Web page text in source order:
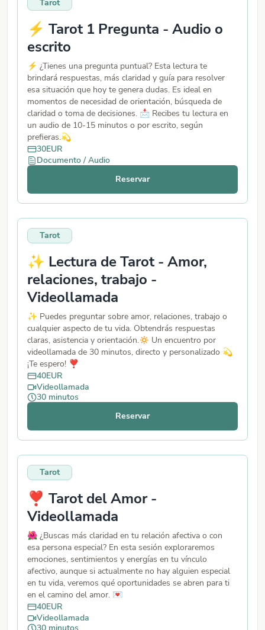
Tarot
⚡ Tarot 1 Pregunta - Audio o
escrito
⚡ ¿Tienes una pregunta puntual? Esta lectura te
brindará respuestas, más claridad y guía para resolver
esa situación que hoy te genera dudas. Es ideal en
momentos de necesidad de orientación, búsqueda de
claridad o toma de decisiones. 📩 Recibes tu lectura en
un audio de 10-15 minutos o por escrito, según
prefieras.💫
30EUR
Documento / Audio
Reservar
Tarot
✨ Lectura de Tarot - Amor,
relaciones, trabajo -
Videollamada
✨ Puedes preguntar sobre amor, relaciones, trabajo o
cualquier aspecto de tu vida. Obtendrás respuestas
claras, asistencia y orientación.🔅 Un encuentro por
videollamada de 30 minutos, directo y personalizado 💫
¡Te espero! ❣️
40EUR
Videollamada
30 minutos
Reservar
Tarot
❣️ Tarot del Amor -
Videollamada
🌺 ¿Buscas más claridad en tu relación afectiva o con
esa persona especial? En esta sesión exploraremos
emociones, sentimientos y energías en tu vínculo
afectivo, aunque si actualmente no hay alguien especial
en tu vida, veremos qué oportunidades se abren para ti
en el camino del amor. 💌
40EUR
Videollamada